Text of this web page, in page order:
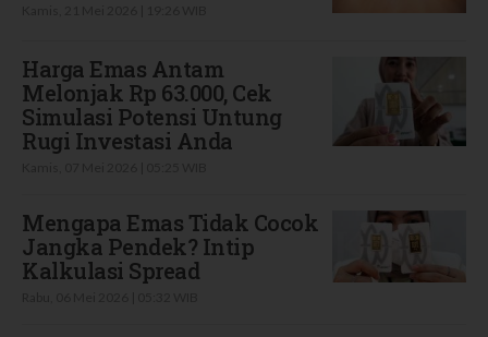
Harga Emas Antam
Melonjak Rp 63.000, Cek
Simulasi Potensi Untung
Rugi Investasi Anda
Mengapa Emas Tidak Cocok
Jangka Pendek? Intip
Kalkulasi Spread